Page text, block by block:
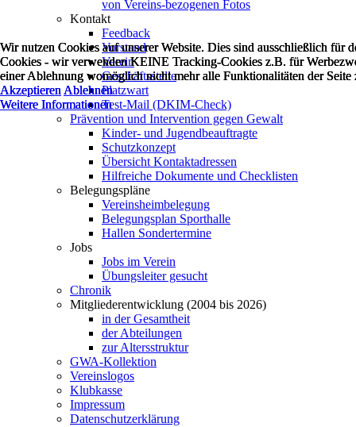
von Vereins-bezogenen Fotos
Kontakt
Feedback
Vorstand
Verein
Geschäftsstelle
Platzwart
Test-Mail (DKIM-Check)
Prävention und Intervention gegen Gewalt
Kinder- und Jugendbeauftragte
Schutzkonzept
Übersicht Kontaktadressen
Hilfreiche Dokumente und Checklisten
Belegungspläne
Vereinsheimbelegung
Belegungsplan Sporthalle
Hallen Sondertermine
Jobs
Jobs im Verein
Übungsleiter gesucht
Chronik
Mitgliederentwicklung (2004 bis 2026)
in der Gesamtheit
der Abteilungen
zur Altersstruktur
GWA-Kollektion
Vereinslogos
Klubkasse
Impressum
Datenschutzerklärung
Wir nutzen Cookies auf unserer Website. Dies sind ausschließlich für
Cookies - wir verwenden KEINE Tracking-Cookies z.B. für
einer Ablehnung womöglich nicht mehr alle Funktionalitäten der Seite
Akzeptieren Ablehnen
Weitere Informationen
Wir nutzen Cookies auf unserer Website. Dies sind ausschließlich für
Cookies - wir verwenden KEINE Tracking-Cookies z.B. für
einer Ablehnung womöglich nicht mehr alle Funktionalitäten der Seite
Akzeptieren Ablehnen
Weitere Informationen
Wir nutzen Cookies auf unserer Website. Dies sind ausschließlich für
Cookies - wir verwenden KEINE Tracking-Cookies z.B. für
einer Ablehnung womöglich nicht mehr alle Funktionalitäten der Seite
Akzeptieren Ablehnen
Weitere Informationen